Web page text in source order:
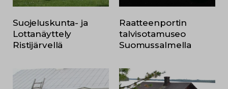
Suojeluskunta- ja
Lottanäyttely
Ristijärvellä
Raatteenportin
talvisotamuseo
Suomussalmella